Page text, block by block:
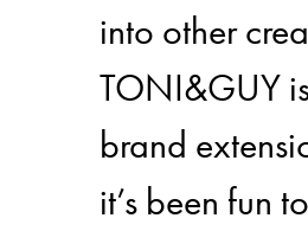
into other
TONI&GUY
brand
it’s been fun